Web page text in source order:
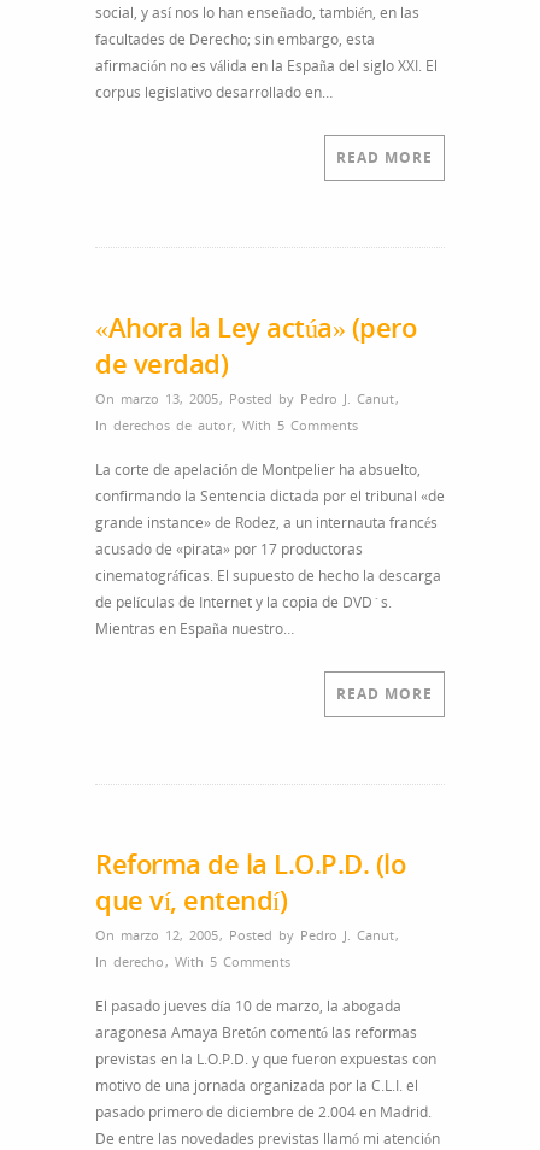
social, y así nos lo han enseñado, también, en las
facultades de Derecho; sin embargo, esta
afirmación no es válida en la España del siglo XXI. El
corpus legislativo desarrollado en…
READ MORE
«Ahora la Ley actúa» (pero
de verdad)
On marzo 13, 2005, Posted by Pedro J. Canut,
In derechos de autor, With 5 Comments
La corte de apelación de Montpelier ha absuelto,
confirmando la Sentencia dictada por el tribunal «de
grande instance» de Rodez, a un internauta francés
acusado de «pirata» por 17 productoras
cinematográficas. El supuesto de hecho la descarga
de películas de Internet y la copia de DVD´s.
Mientras en España nuestro…
READ MORE
Reforma de la L.O.P.D. (lo
que ví, entendí)
On marzo 12, 2005, Posted by Pedro J. Canut,
In derecho, With 5 Comments
El pasado jueves día 10 de marzo, la abogada
aragonesa Amaya Bretón comentó las reformas
previstas en la L.O.P.D. y que fueron expuestas con
motivo de una jornada organizada por la C.L.I. el
pasado primero de diciembre de 2.004 en Madrid.
De entre las novedades previstas llamó mi atención